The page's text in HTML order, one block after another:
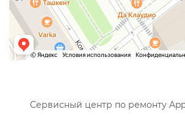
Сервисный центр по ремонту